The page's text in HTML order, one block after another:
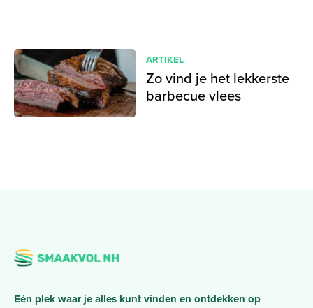
ARTIKEL
Zo vind je het lekkerste
barbecue vlees
Eén plek waar je alles kunt vinden en ontdekken op